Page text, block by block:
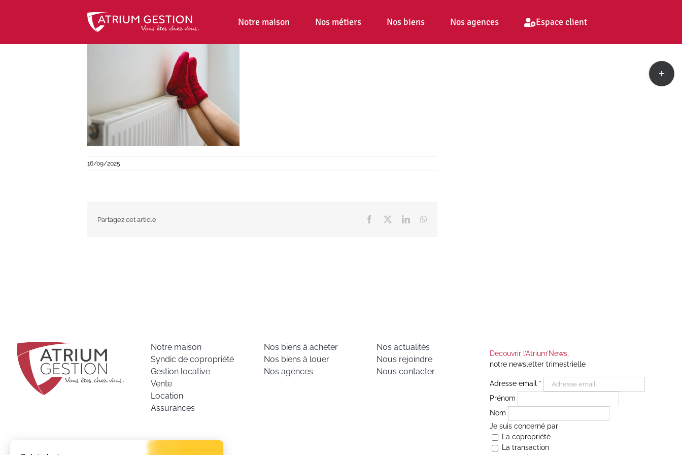
Notre maison Nos métiers Nos biens Nos agences Espace client
16/09/2025
Partagez cet article Facebook LinkedIn
Notre maison
Syndic de copropriété
Gestion locative
Vente
Location
Assurances
Nos biens à acheter
Nos biens à louer
Nos agences
Nos actualités
Nous rejoindre
Nous contacter
Découvrir l’Atrium’News,
notre newsletter trimestrielle
Adresse email *
Prénom
Nom
Je suis concerné par
La copropriété
La transaction
Toggle
Sliding
Bar